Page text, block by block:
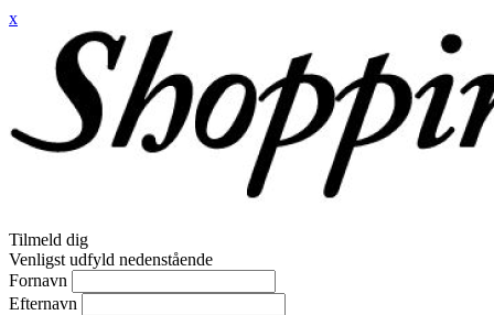
x
Tilmeld dig
Venligst udfyld nedenstående
Fornavn
Efternavn